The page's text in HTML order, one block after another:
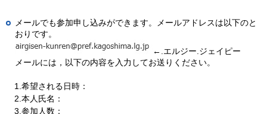
メールでも参加申し込みができます。メールアドレスは以下のと
おりです。
←.エルジー.ジェイピー
メールには，以下の内容を入力してお送りください。
1. 希望される日時：
2. 本人氏名：
3. 参加人数：